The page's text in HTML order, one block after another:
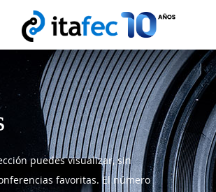
puedes visualizar, sin
favoritas. El número